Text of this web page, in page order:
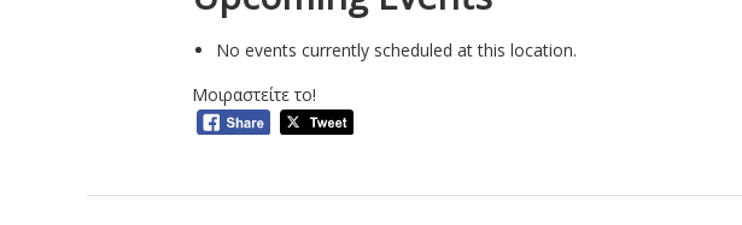
«Μίμης
Τσικίνας»
No events currently scheduled at this location.
Μοιραστείτε το!